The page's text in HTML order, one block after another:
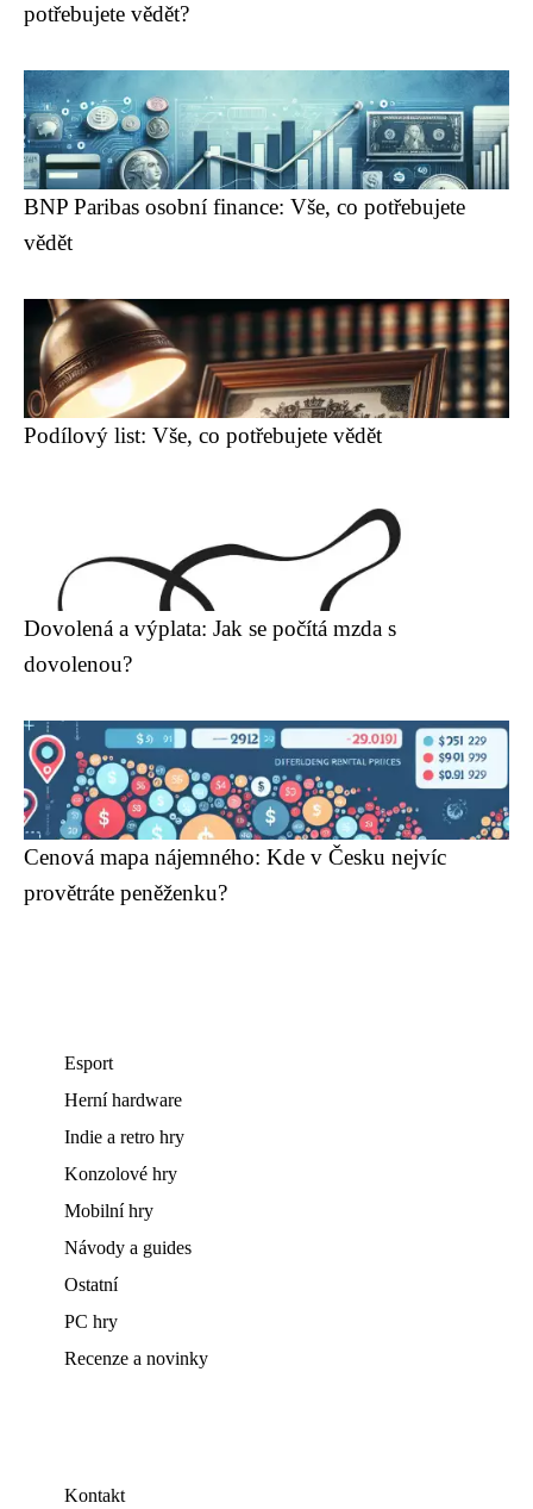
potřebujete vědět?
BNP Paribas osobní finance: Vše, co potřebujete
vědět
Podílový list: Vše, co potřebujete vědět
Dovolená a výplata: Jak se počítá mzda s
dovolenou?
Cenová mapa nájemného: Kde v Česku nejvíc
provětráte peněženku?
Esport
Herní hardware
Indie a retro hry
Konzolové hry
Mobilní hry
Návody a guides
Ostatní
PC hry
Recenze a novinky
Kontakt